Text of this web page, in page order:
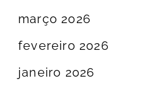
março 2026
fevereiro 2026
janeiro 2026